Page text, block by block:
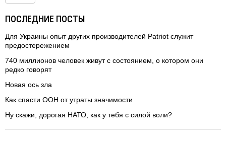
ПОСЛЕДНИЕ ПОСТЫ
Для Украины опыт других производителей Patriot служит
предостережением
740 миллионов человек живут с состоянием, о котором они
редко говорят
Новая ось зла
Как спасти ООН от утраты значимости
Ну скажи, дорогая НАТО, как у тебя с силой воли?